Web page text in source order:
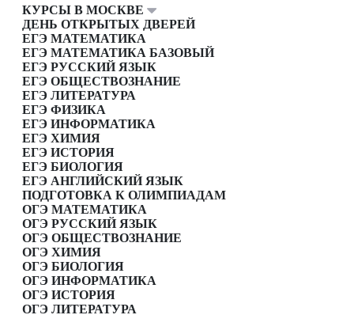
КУРСЫ В МОСКВЕ
ДЕНЬ ОТКРЫТЫХ ДВЕРЕЙ
ЕГЭ МАТЕМАТИКА
ЕГЭ МАТЕМАТИКА БАЗОВЫЙ
ЕГЭ РУССКИЙ ЯЗЫК
ЕГЭ ОБЩЕСТВОЗНАНИЕ
ЕГЭ ЛИТЕРАТУРА
ЕГЭ ФИЗИКА
ЕГЭ ИНФОРМАТИКА
ЕГЭ ХИМИЯ
ЕГЭ ИСТОРИЯ
ЕГЭ БИОЛОГИЯ
ЕГЭ АНГЛИЙСКИЙ ЯЗЫК
ПОДГОТОВКА К ОЛИМПИАДАМ
ОГЭ МАТЕМАТИКА
ОГЭ РУССКИЙ ЯЗЫК
ОГЭ ОБЩЕСТВОЗНАНИЕ
ОГЭ ХИМИЯ
ОГЭ БИОЛОГИЯ
ОГЭ ИНФОРМАТИКА
ОГЭ ИСТОРИЯ
ОГЭ ЛИТЕРАТУРА